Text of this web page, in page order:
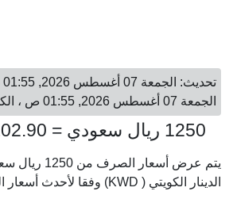
الجمعة 07 أغسطس 2026, 01:55 ص ، الكويت
1250 ريال سعودي = 102.90 دينار كويتي
الدينار الكويتي ( KWD) وفقا لأحدث أسعار الصرف.